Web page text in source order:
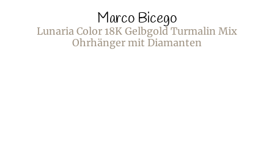
Marco Bicego
Lunaria Color 18K Gelbgold Turmalin Mix
Ohrhänger mit Diamanten